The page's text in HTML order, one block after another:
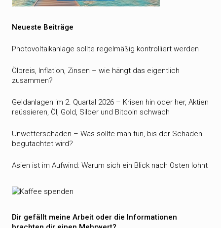
Neueste Beiträge
Photovoltaikanlage sollte regelmäßig kontrolliert werden
Ölpreis, Inflation, Zinsen – wie hängt das eigentlich
zusammen?
Geldanlagen im 2. Quartal 2026 – Krisen hin oder her, Aktien
reüssieren, Öl, Gold, Silber und Bitcoin schwach
Unwetterschäden – Was sollte man tun, bis der Schaden
begutachtet wird?
Asien ist im Aufwind: Warum sich ein Blick nach Osten lohnt
Dir gefällt meine Arbeit oder die Informationen